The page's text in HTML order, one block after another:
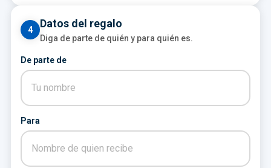
4 Datos del regalo
Diga de parte de quién y para quién es.
De parte de
Para